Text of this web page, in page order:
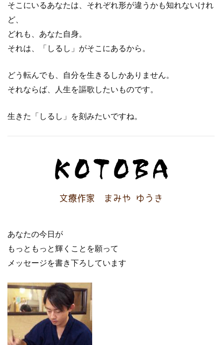
そこにいるあなたは、それぞれ形が違うかも知れないけれ
ど、
どれも、あなた自身。
それは、「しるし」がそこにあるから。
どう転んでも、自分を生きるしかありません。
それならば、人生を謳歌したいものです。
生きた「しるし」を刻みたいですね。
あなたの今日が
もっともっと輝くことを願って
メッセージを書き下ろしています